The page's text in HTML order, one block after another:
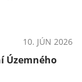
10. JÚN 2026
Územného